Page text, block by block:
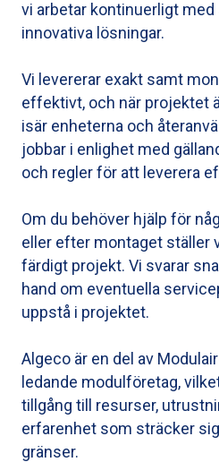
vi arbetar kontinuerligt
innovativa lösningar.
Vi levererar exakt samt
effektivt, och när projektet
isär enheterna och
jobbar i enlighet med
och regler för att leverera
Om du behöver hjälp för
eller efter montaget ställer
färdigt projekt. Vi svarar
hand om eventuella
uppstå i projektet.
Algeco är en del av
ledande modulföretag,
tillgång till resurser,
erfarenhet som sträcker
gränser.